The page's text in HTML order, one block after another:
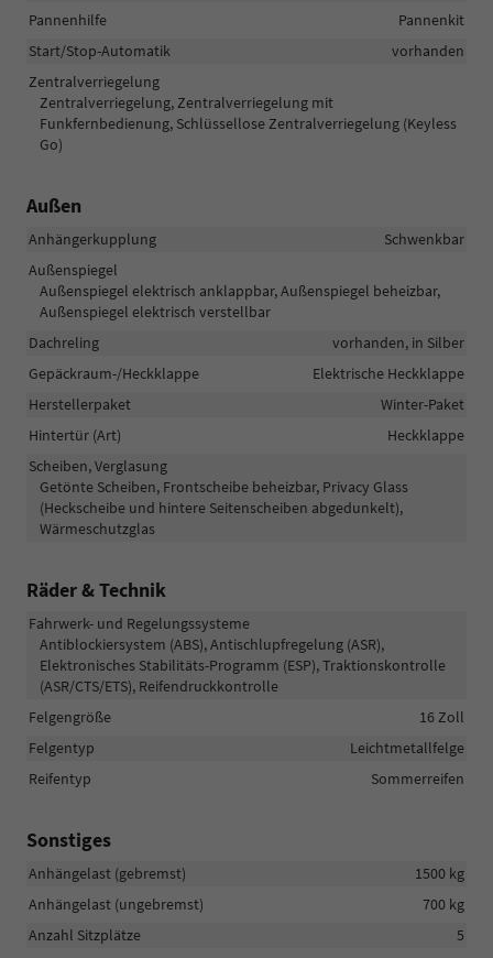
Pannenhilfe
Pannenkit
Start/Stop-Automatik
vorhanden
Zentralverriegelung
Zentralverriegelung, Zentralverriegelung mit
Funkfernbedienung, Schlüssellose Zentralverriegelung (Keyless
Go)
Außen
Anhängerkupplung
Schwenkbar
Außenspiegel
Außenspiegel elektrisch anklappbar, Außenspiegel beheizbar,
Außenspiegel elektrisch verstellbar
Dachreling
vorhanden, in Silber
Gepäckraum-/Heckklappe
Elektrische Heckklappe
Herstellerpaket
Winter-Paket
Hintertür (Art)
Heckklappe
Scheiben, Verglasung
Getönte Scheiben, Frontscheibe beheizbar, Privacy Glass
(Heckscheibe und hintere Seitenscheiben abgedunkelt),
Wärmeschutzglas
Räder & Technik
Fahrwerk- und Regelungssysteme
Antiblockiersystem (ABS), Antischlupfregelung (ASR),
Elektronisches Stabilitäts-Programm (ESP), Traktionskontrolle
(ASR/CTS/ETS), Reifendruckkontrolle
Felgengröße
16 Zoll
Felgentyp
Leichtmetallfelge
Reifentyp
Sommerreifen
Sonstiges
Anhängelast (gebremst)
1500 kg
Anhängelast (ungebremst)
700 kg
Anzahl Sitzplätze
5